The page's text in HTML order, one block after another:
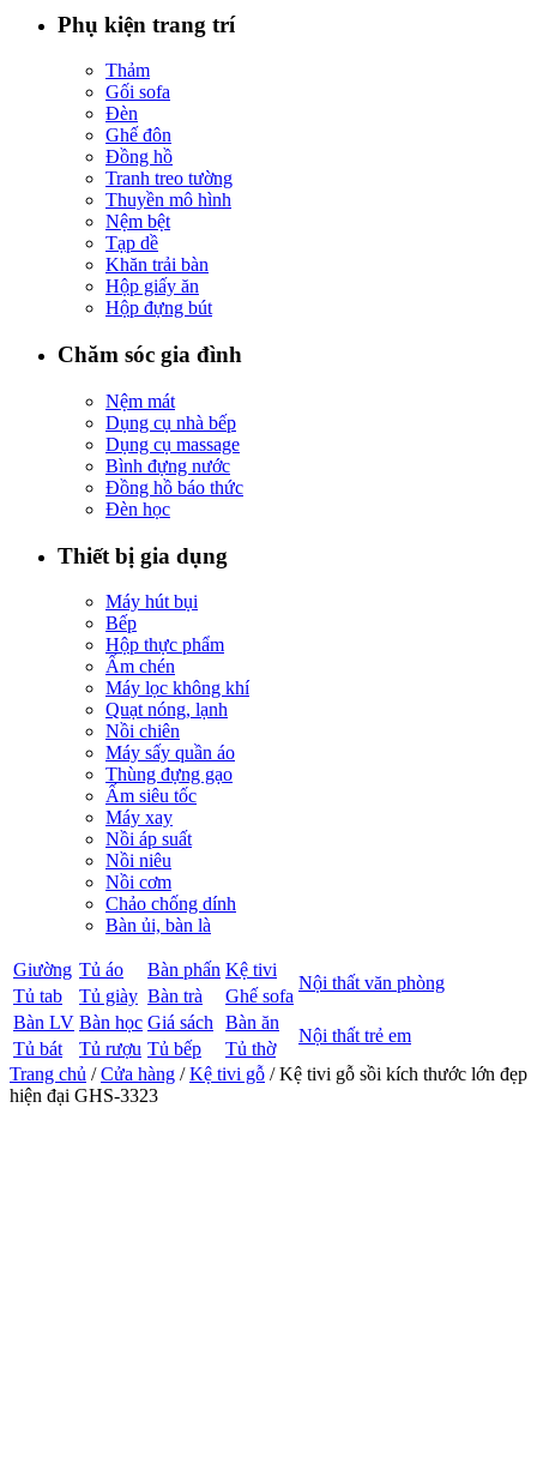
Phụ kiện trang trí
Thảm
Gối sofa
Đèn
Ghế đôn
Đồng hồ
Tranh treo tường
Thuyền mô hình
Nệm bệt
Tạp dề
Khăn trải bàn
Hộp giấy ăn
Hộp đựng bút
Chăm sóc gia đình
Nệm mát
Dụng cụ nhà bếp
Dụng cụ massage
Bình đựng nước
Đồng hồ báo thức
Đèn học
Thiết bị gia dụng
Máy hút bụi
Bếp
Hộp thực phẩm
Ấm chén
Máy lọc không khí
Quạt nóng, lạnh
Nồi chiên
Máy sấy quần áo
Thùng đựng gạo
Ấm siêu tốc
Máy xay
Nồi áp suất
Nồi niêu
Nồi cơm
Chảo chống dính
Bàn ủi, bàn là
Giường Tủ áo Bàn phấn Kệ tivi
Nội thất văn phòng
Tủ tab Tủ giày Bàn trà
Ghế sofa
Bàn LV Bàn học Giá sách Bàn ăn
Nội thất trẻ em
Tủ bát Tủ rượu Tủ bếp
Tủ thờ
Trang chủ /Cửa hàng /Kệ tivi gỗ / Kệ tivi gỗ sồi kích thước lớn đẹp
hiện đại GHS-3323